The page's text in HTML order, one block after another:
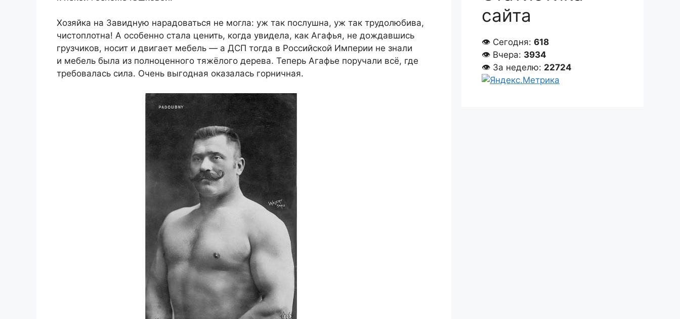
Хозяйка на Завидную нарадоваться не могла: уж так послушна, уж так трудолюбива,
чистоплотна! А особенно стала ценить, когда увидела, как Агафья, не дождавшись
грузчиков, носит и двигает мебель — а ДСП тогда в Российской Империи не знали
и мебель была из полноценного тяжёлого дерева. Теперь Агафье поручали всё, где
требовалась сила. Очень выгодная оказалась горничная.
сайта
👁 Сегодня: 618
👁 Вчера: 3934
👁 За неделю: 22724